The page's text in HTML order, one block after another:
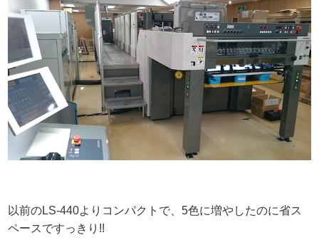
以前のLS-440よりコンパクトで、5色に増やしたのに省ス
ペースですっきり!!